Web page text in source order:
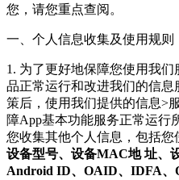
您，请您重点查阅。
一、个人信息收集及使用规则
1. 为了更好地保障您使用我
品正常运行和改进我们的信
策后，使用我们提供的信息>
障App基本功能服务正常运行
您收集其他个人信息，包括您
设备型号、设备MAC地 址、
Android ID、OAID、IDFA、